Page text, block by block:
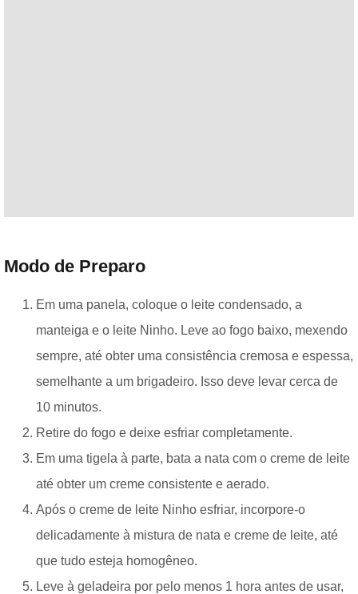
Modo de Preparo
Em uma panela, coloque o leite condensado, a
manteiga e o leite Ninho. Leve ao fogo baixo, mexendo
sempre, até obter uma consistência cremosa e espessa,
semelhante a um brigadeiro. Isso deve levar cerca de
10 minutos.
Retire do fogo e deixe esfriar completamente.
Em uma tigela à parte, bata a nata com o creme de leite
até obter um creme consistente e aerado.
Após o creme de leite Ninho esfriar, incorpore-o
delicadamente à mistura de nata e creme de leite, até
que tudo esteja homogêneo.
Leve à geladeira por pelo menos 1 hora antes de usar,